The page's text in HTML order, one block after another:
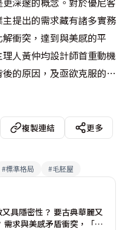
提出的需求藏有諸多實務
衝突，達到與美感的平
人黃仲均設計師首重動機
的原因，及亟欲克服的問
理專業解方，真正解決根
板、壁爐、復古花磚等美
燈、石材、鏡面等現代語
的共通點，深入思考如何
兩者。像是經典美式與現
汲取白色作主軸，如潔淨
複製連結
更多
#標準格局 #毛胚屋
具隱密性？ 要古典華麗又
需求與美感矛盾衝突，「喬